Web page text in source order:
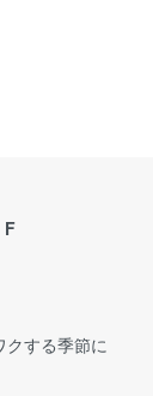
する季節に